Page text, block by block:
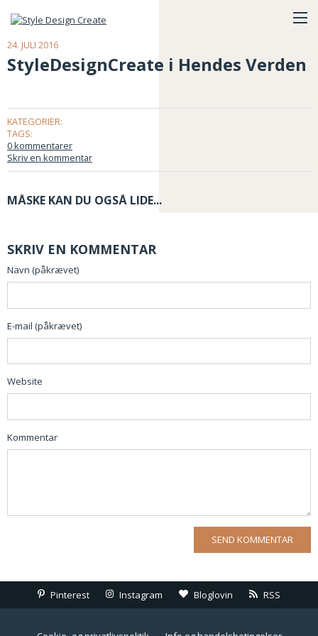
24. JULI 2016
StyleDesignCreate i Hendes Verden
KATEGORIER:
TAGS:
0 kommentarer
Skriv en kommentar
MÅSKE KAN DU OGSÅ LIDE...
SKRIV EN KOMMENTAR
Navn (påkrævet)
E-mail (påkrævet)
Website
Kommentar
Pinterest Instagram Bloglovin RSS